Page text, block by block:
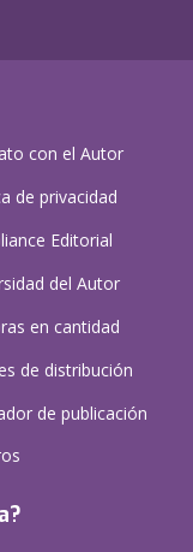
con el Autor
de privacidad
Editorial
del Autor
en cantidad
de distribución
de publicación